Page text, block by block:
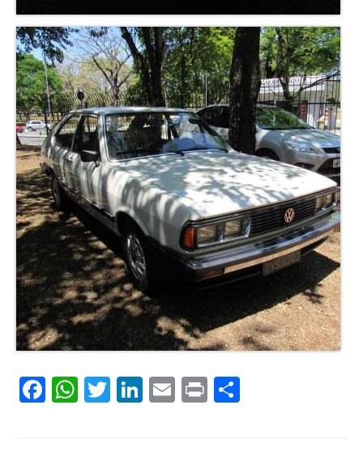
Facebook
WhatsApp
Twitter
LinkedIn
Email
Print